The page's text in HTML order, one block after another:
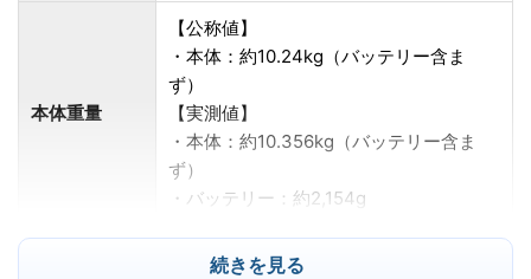
本体重量
【公称値】
・本体：約10.24kg（バッテリー含ま
ず）
【実測値】
・本体：約10.356kg（バッテリー含ま
ず）
・バッテリー：約2,154g
約480×342×464mm
続きを見る